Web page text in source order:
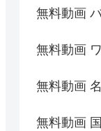
無料動画
無料動画
無料動画
無料動画